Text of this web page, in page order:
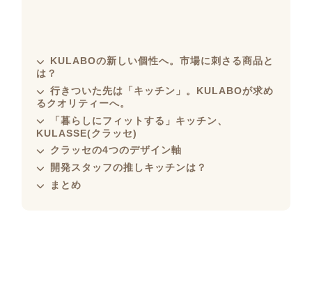
KULABOの新しい個性へ。市場に刺さる商品と
は？
行きついた先は「キッチン」。KULABOが求め
るクオリティーへ。
「暮らしにフィットする」キッチン、
KULASSE(クラッセ)
クラッセの4つのデザイン軸
開発スタッフの推しキッチンは？
まとめ